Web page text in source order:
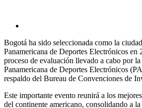
Bogotá ha sido seleccionada como la
Panamericana de Deportes Electrónicos en
proceso de evaluación llevado a cabo por
Panamericana de Deportes Electrónicos
respaldo del Bureau de Convenciones de
Este importante evento reunirá a los
del continente americano, consolidando a